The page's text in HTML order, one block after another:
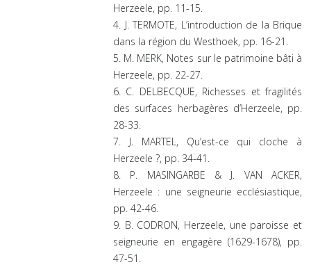
Herzeele, pp. 11-15.
4. J. TERMOTE, L’introduction de la Brique
dans la région du Westhoek, pp. 16-21.
5. M. MERK, Notes sur le patrimoine bâti à
Herzeele, pp. 22-27.
6. C. DELBECQUE, Richesses et fragilités
des surfaces herbagères d’Herzeele, pp.
28-33.
7. J. MARTEL, Qu’est-ce qui cloche à
Herzeele ?, pp. 34-41.
8. P. MASINGARBE & J. VAN ACKER,
Herzeele : une seigneurie ecclésiastique,
pp. 42-46.
9. B. CODRON, Herzeele, une paroisse et
seigneurie en engagère (1629-1678), pp.
47-51.